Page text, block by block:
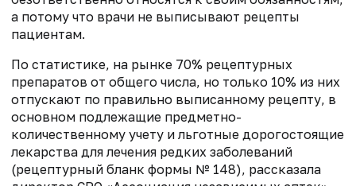
а потому что врачи не выписывают рецепты
пациентам.
По статистике, на рынке 70% рецептурных
препаратов от общего числа, но только 10% из них
отпускают по правильно выписанному рецепту, в
основном подлежащие предметно-
количественному учету и льготные дорогостоящие
лекарства для лечения редких заболеваний
(рецептурный бланк формы № 148), рассказала